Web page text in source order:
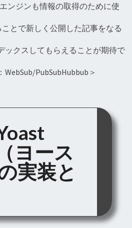
ンジンも情報の取得のために使
ことで新しく公開した記事をなる
ックスしてもらえることが期待で
PubSubHubbub＞
ヨース
実装と